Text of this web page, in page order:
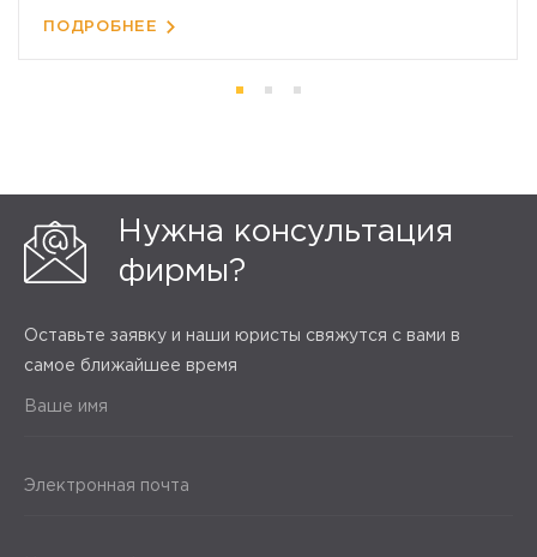
ПОДРОБНЕЕ
Нужна консультация
фирмы?
Оставьте заявку и наши юристы свяжутся с вами в
самое ближайшее время
Ваше имя
Электронная почта